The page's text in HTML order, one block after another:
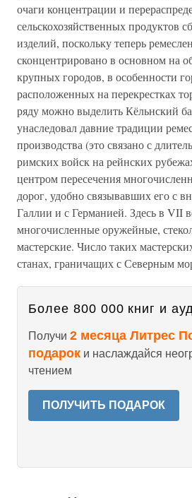
очаги концентрации и
сельскохозяйственных продуктов
изделий, поскольку теперь
сконцентрировано в основном на
крупных городов, в особенности
расположенных на перекрестках
ряду можно выделить Кёльнский
унаследовал давние традиции
производства (это связано с
римских войск на рейнских
центром пересечения
дорог, удобно связывавших его с
Галлии и с Германией. Здесь в VII
многочисленные оружейные,
мастерские. Число таких
станах, граничащих с Северным
Более 800 000 книг и
Получи 2 месяца Литрес
подарок и наслаждайся
чтением
ПОЛУЧИТЬ ПОДАРОК